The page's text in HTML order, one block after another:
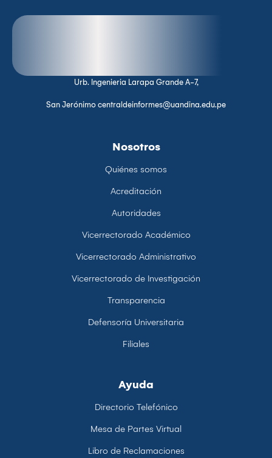
Urb. Ingenieria Larapa Grande A-7,
San Jerónimo centraldeinformes@uandina.edu.pe
Nosotros
Quiénes somos
Acreditación
Autoridades
Vicerrectorado Académico
Vicerrectorado Administrativo
Vicerrectorado de Investigación
Transparencia
Defensoría Universitaria
Filiales
Ayuda
Directorio Telefónico
Mesa de Partes Virtual
Libro de Reclamaciones